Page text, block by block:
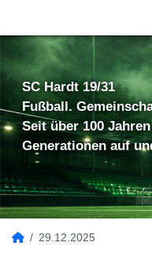
SC Hardt 19/31
Fußball.
Seit über 100
Generationen auf
29.12.2025